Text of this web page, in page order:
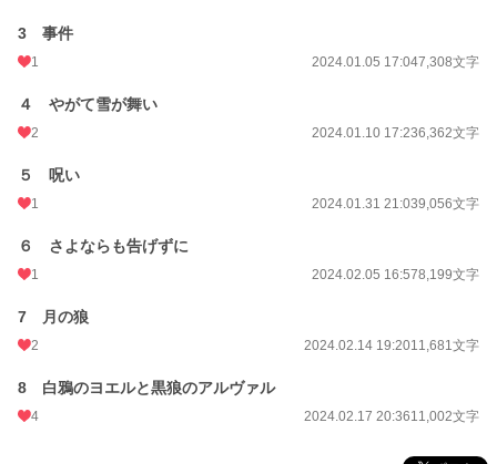
【登場人物】
攻★アルヴァル ⇒愛称アル。未熟なガイド。ヨエルに片想いしている。霊獣は
受☆ヨエル ⇒凄腕のセンチネル。ワケありの過去を抱える孤高の戦士。霊獣は
白い鴉のスニョル。
【用語説明】
センチネル ⇒発達した感覚と常人離れした力を持つ特殊能力者。ストレスによ
って暴走するリスクを抱えている。
センチネルの心身を正常に保つ。
霊獣（フィルギャ） ⇒ガイドとセンチネルの守護霊が具現化した存在。動物や
幻獣の姿をしている。
浄化（ケア） ⇒ガイドがセンチネルのノイズを消すための行為。接触の濃度が
上がるほど効果が高い。
小説 38,555 位 / 228,882 件
3 事件
1 2024.01.05 17:047,308文字
４ やがて雪が舞い
2 2024.01.10 17:236,362文字
５ 呪い
1 2024.01.31 21:039,056文字
６ さよならも告げずに
1 2024.02.05 16:578,199文字
7 月の狼
2 2024.02.14 19:2011,681文字
8 白鴉のヨエルと黒狼のアルヴァル
4 2024.02.17 20:3611,002文字